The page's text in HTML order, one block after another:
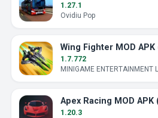
1.27.1
Ovidiu Pop
1.7.772
MINIGAME ENTERTAINMENT
Apex Racing MOD
1.20.3